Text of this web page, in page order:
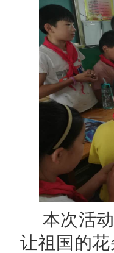
本次活
让祖国的